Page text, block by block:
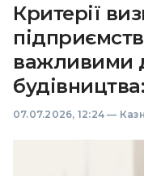
Критерії
важливими
07.07.2026, 12:24 —